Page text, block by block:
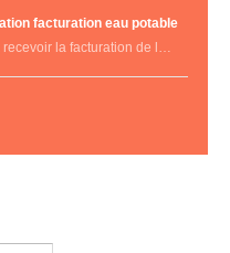
facturation eau potable
la facturation de l…